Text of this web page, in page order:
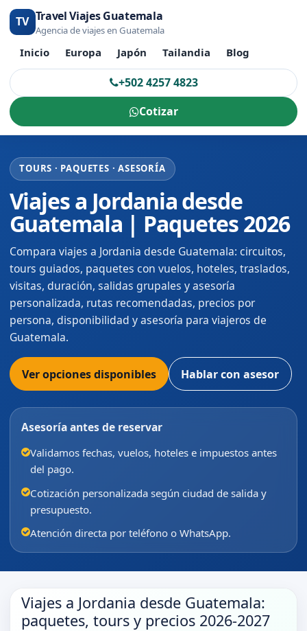
TV Travel Viajes Guatemala
Agencia de viajes en Guatemala
Inicio Europa Japón Tailandia Blog
+502 4257 4823
Cotizar
TOURS · PAQUETES · ASESORÍA
Viajes a Jordania desde
Guatemala | Paquetes 2026
Compara viajes a Jordania desde Guatemala: circuitos,
tours guiados, paquetes con vuelos, hoteles, traslados,
visitas, duración, salidas grupales y asesoría
personalizada, rutas recomendadas, precios por
persona, disponibilidad y asesoría para viajeros de
Guatemala.
Ver opciones disponibles Hablar con asesor
Asesoría antes de reservar
Validamos fechas, vuelos, hoteles e impuestos antes
del pago.
Cotización personalizada según ciudad de salida y
presupuesto.
Atención directa por teléfono o WhatsApp.
Viajes a Jordania desde Guatemala:
paquetes, tours y precios 2026-2027